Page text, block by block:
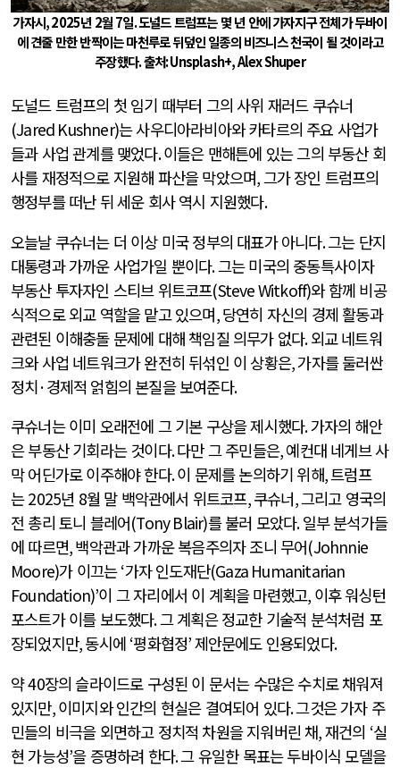
가자시, 2025년 2월7일.도널드 트럼프는 몇 년 안에 가자지구 전체가 두바이
에 견줄 만한 반짝이는 마천루로 뒤덮인 일종의 비즈니스 천국이 될 것이라고
주장했다.출처: Unsplash+, Alex Shuper
도널드 트럼프의 첫 임기 때부터 그의 사위 재러드 쿠슈너
(Jared Kushner)는 사우디아라비아와 카타르의 주요 사업가
들과 사업 관계를 맺었다.이들은 맨해튼에 있는 그의 부동산 회
사를 재정적으로 지원해 파산을 막았으며,그가 장인 트럼프의
행정부를 떠난 뒤 세운 회사 역시 지원했다.
오늘날 쿠슈너는 더 이상 미국 정부의 대표가 아니다.그는 단지
대통령과 가까운 사업가일 뿐이다.그는 미국의 중동특사이자
부동산 투자자인 스티브 위트코프(Steve Witkoff)와 함께 비공
식적으로 외교 역할을 맡고 있으며,당연히 자신의 경제 활동과
관련된 이해충돌 문제에 대해 책임질 의무가 없다.외교 네트워
크와 사업 네트워크가 완전히 뒤섞인 이 상황은,가자를 둘러싼
정치·경제적 얽힘의 본질을 보여준다.
쿠슈너는 이미 오래전에 그 기본 구상을 제시했다.가자의 해안
은 부동산 기회라는 것이다.다만 그 주민들은,예컨대 네게브 사
막 어딘가로 이주해야 한다.이 문제를 논의하기 위해,트럼프
는2025년 8월 말 백악관에서 위트코프,쿠슈너,그리고 영국의
전 총리 토니 블레어(Tony Blair)를 불러 모았다.일부 분석가들
에 따르면,백악관과 가까운 복음주의자 조니 무어(Johnnie
Moore)가 이끄는‘가자 인도재단(Gaza Humanitarian
Foundation)’이 그 자리에서 이 계획을 마련했고, 이후 워싱턴
포스트가 이를 보도했다.그 계획은 정교한 기술적 분석처럼 포
장되었지만,동시에 ‘평화협정’제안문에도 인용되었다.
약40장의 슬라이드로 구성된 이 문서는 수많은 수치로 채워져
있지만,이미지와 인간의 현실은 결여되어 있다.그것은 가자 주
민들의 비극을 외면하고 정치적 차원을 지워버린 채,재건의 ‘실
현 가능성’을 증명하려 한다.그 유일한 목표는 두바이식 모델을